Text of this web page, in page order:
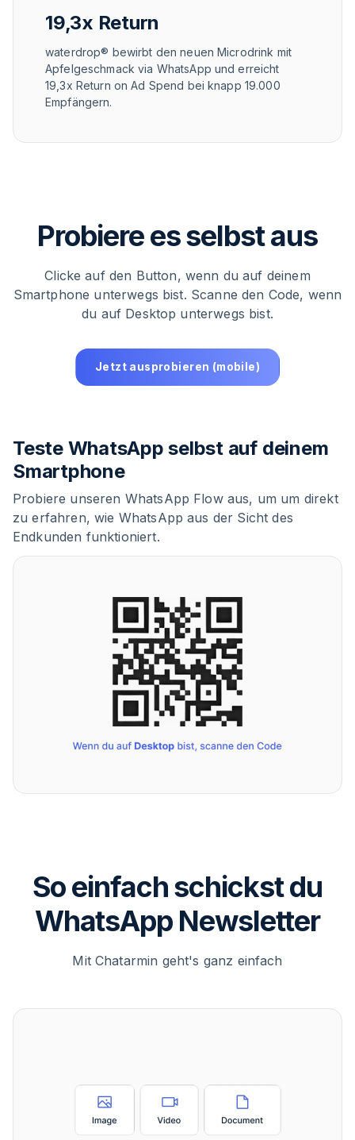
19,3x Return
waterdrop® bewirbt den neuen Microdrink mit
Apfelgeschmack via WhatsApp und erreicht
19,3x Return on Ad Spend bei knapp 19.000
Empfängern.
Probiere es selbst aus
Clicke auf den Button, wenn du auf deinem
Smartphone unterwegs bist. Scanne den Code, wenn
du auf Desktop unterwegs bist.
Jetzt ausprobieren (mobile)
Teste WhatsApp selbst auf deinem
Smartphone
Probiere unseren WhatsApp Flow aus, um um direkt
zu erfahren, wie WhatsApp aus der Sicht des
Endkunden funktioniert.
So einfach schickst du
WhatsApp Newsletter
Mit Chatarmin geht's ganz einfach